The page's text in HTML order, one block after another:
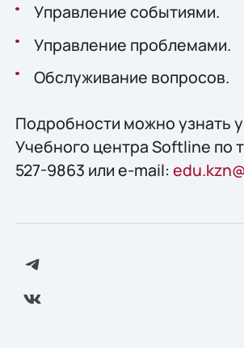
Управление событиями.
Управление проблемами.
Обслуживание вопросов.
Подробности можно узнать
Учебного центра Softline по
527-9863 или e-mail: